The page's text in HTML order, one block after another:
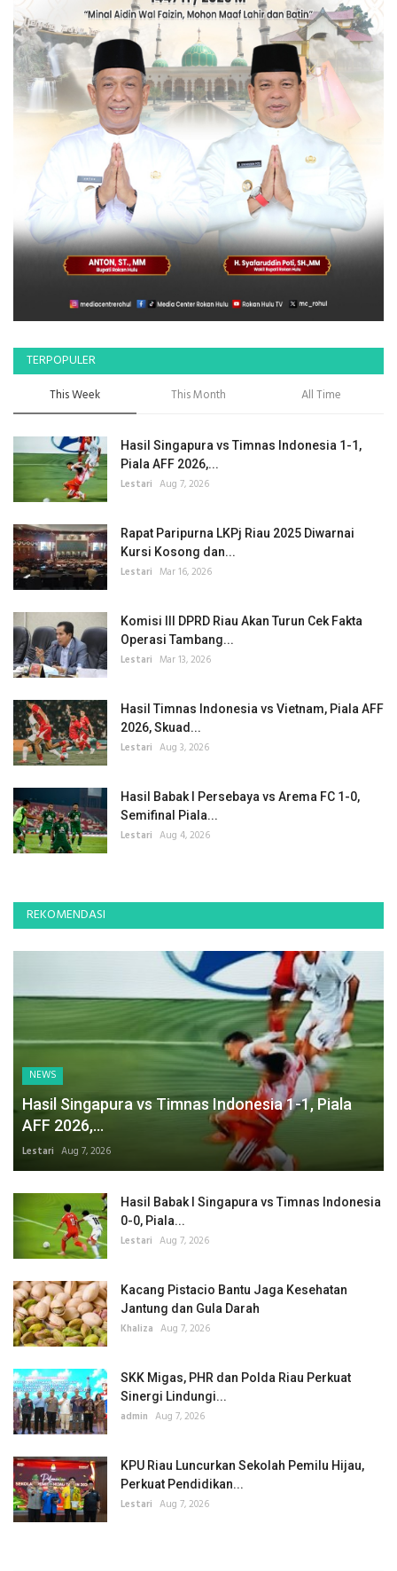
TERPOPULER
This Week This Month All Time
Hasil Singapura vs Timnas Indonesia 1-1,
Piala AFF 2026,...
Lestari Aug 7, 2026
Rapat Paripurna LKPj Riau 2025 Diwarnai
Kursi Kosong dan...
Lestari Mar 16, 2026
Komisi III DPRD Riau Akan Turun Cek Fakta
Operasi Tambang...
Lestari Mar 13, 2026
Hasil Timnas Indonesia vs Vietnam, Piala AFF
2026, Skuad...
Lestari Aug 3, 2026
Hasil Babak I Persebaya vs Arema FC 1-0,
Semifinal Piala...
Lestari Aug 4, 2026
REKOMENDASI
NEWS
Hasil Singapura vs Timnas Indonesia 1-1, Piala
AFF 2026,...
Lestari Aug 7, 2026
Hasil Babak I Singapura vs Timnas Indonesia
0-0, Piala...
Lestari Aug 7, 2026
Kacang Pistacio Bantu Jaga Kesehatan
Jantung dan Gula Darah
Khaliza Aug 7, 2026
SKK Migas, PHR dan Polda Riau Perkuat
Sinergi Lindungi...
admin Aug 7, 2026
KPU Riau Luncurkan Sekolah Pemilu Hijau,
Perkuat Pendidikan...
Lestari Aug 7, 2026